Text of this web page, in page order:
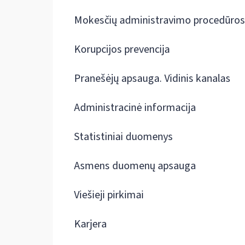
Mokesčių administravimo procedūros
Korupcijos prevencija
Pranešėjų apsauga. Vidinis kanalas
Administracinė informacija
Statistiniai duomenys
Asmens duomenų apsauga
Viešieji pirkimai
Karjera